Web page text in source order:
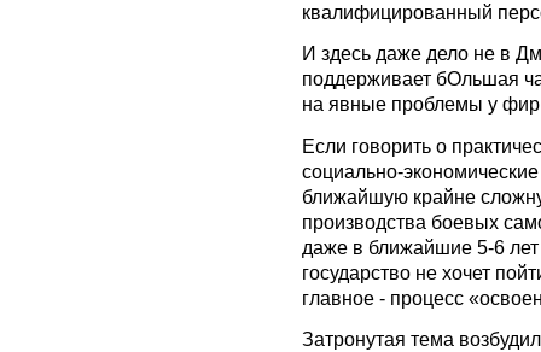
квалифицированный
И здесь даже дело не в
поддерживает бОльшая
на явные проблемы у
Если говорить о
социально-
ближайшую крайне
производства боевых
даже в ближайшие 5-6
государство не хочет
главное - процесс
Затронутая тема